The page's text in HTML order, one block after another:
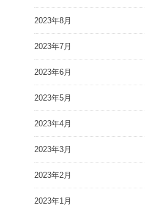
2023年8月
2023年7月
2023年6月
2023年5月
2023年4月
2023年3月
2023年2月
2023年1月